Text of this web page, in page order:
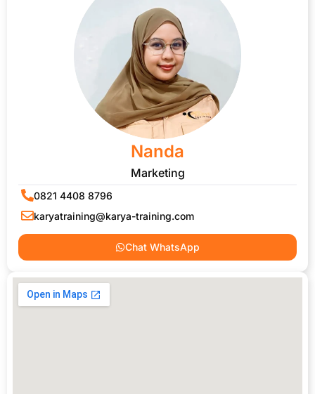
Nanda
Marketing
0821 4408 8796
karyatraining@karya-training.com
Chat WhatsApp